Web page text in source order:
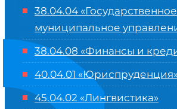
38.04.04
муниципальное
38.04.08 «Финансы и
40.04.01 «Юриспруденция»
45.04.02 «Лингвистика»